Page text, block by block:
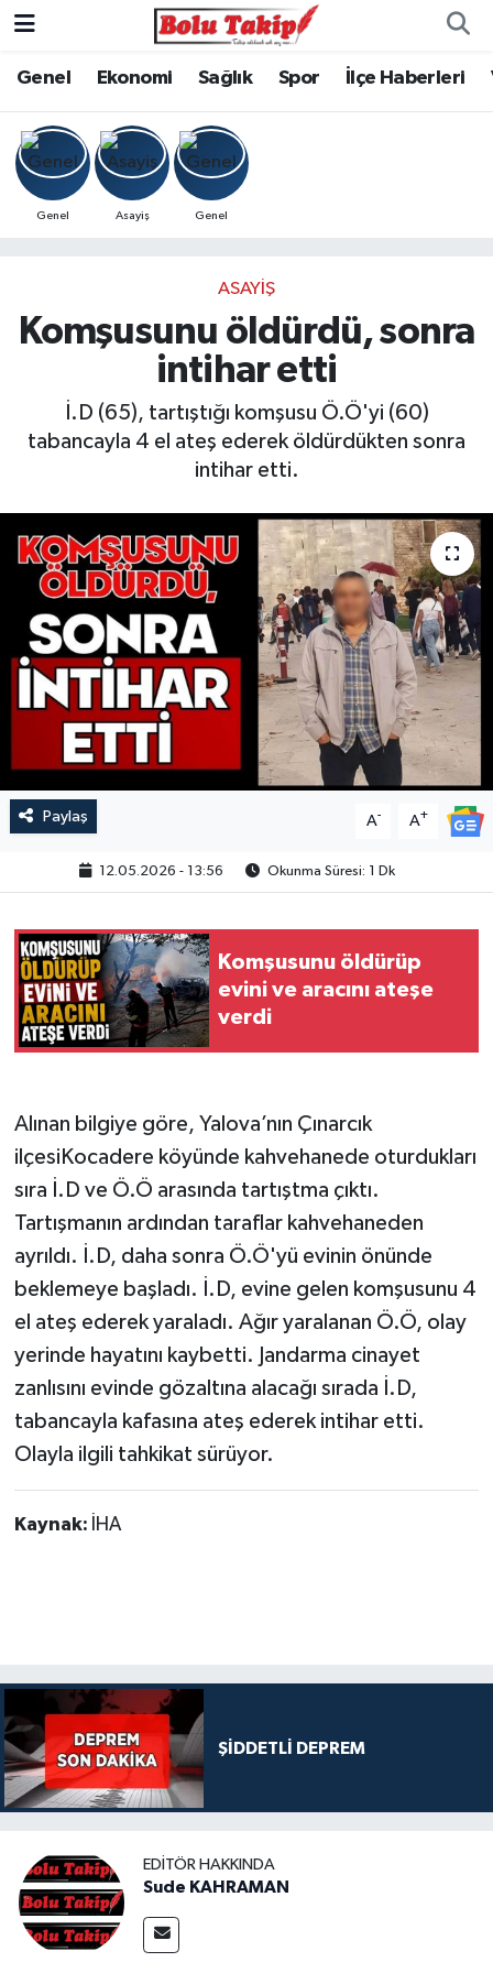
Genel Ekonomi Sağlık Spor İlçe Haberleri
Genel Asayiş Genel
ASAYIŞ
Komşusunu öldürdü, sonra
intihar etti
İ.D (65), tartıştığı komşusu Ö.Ö'yi (60)
tabancayla 4 el ateş ederek öldürdükten sonra
intihar etti.
Paylaş A- A+
12.05.2026 - 13:56 Okunma Süresi: 1 Dk
Komşusunu öldürüp
evini ve aracını ateşe
verdi
Alınan bilgiye göre, Yalova’nın Çınarcık
ilçesiKocadere köyünde kahvehanede oturdukları
sıra İ.D ve Ö.Ö arasında tartıştma çıktı.
Tartışmanın ardından taraflar kahvehaneden
ayrıldı. İ.D, daha sonra Ö.Ö'yü evinin önünde
beklemeye başladı. İ.D, evine gelen komşusunu 4
el ateş ederek yaraladı. Ağır yaralanan Ö.Ö, olay
yerinde hayatını kaybetti. Jandarma cinayet
zanlısını evinde gözaltına alacağı sırada İ.D,
tabancayla kafasına ateş ederek intihar etti.
Olayla ilgili tahkikat sürüyor.
Kaynak: İHA
ŞİDDETLİ DEPREM
EDITÖR HAKKINDA
Sude KAHRAMAN